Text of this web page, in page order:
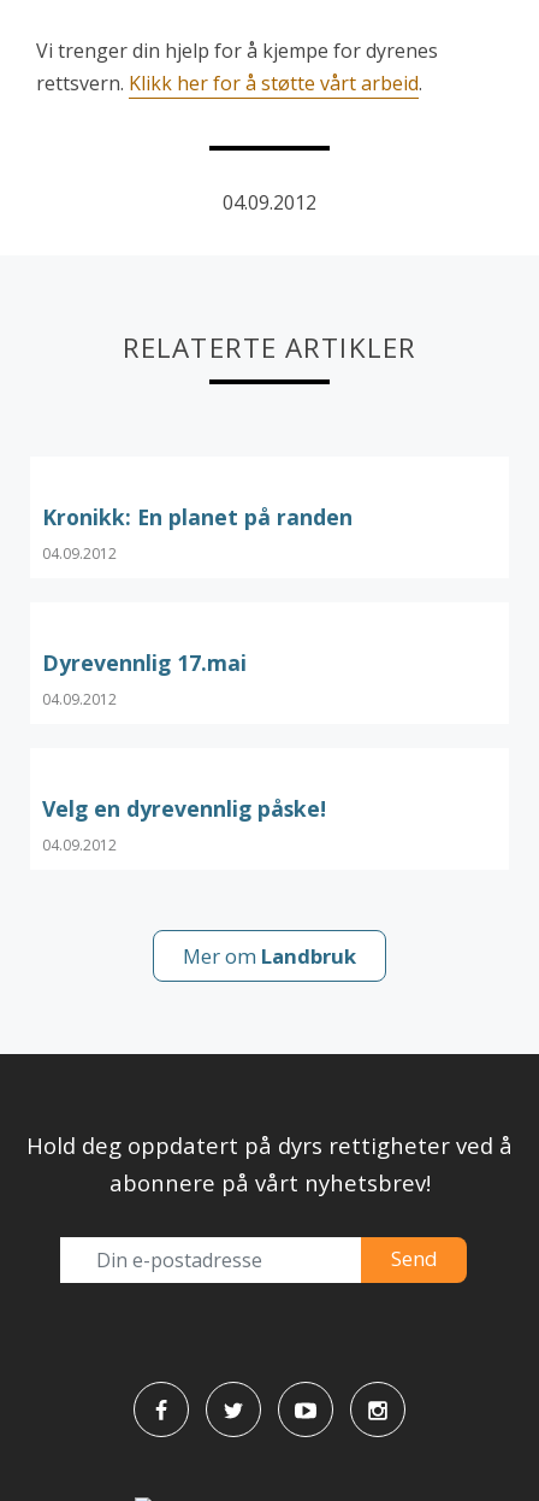
Vi trenger din hjelp for å kjempe for dyrenes
rettsvern. Klikk her for å støtte vårt arbeid.
04.09.2012
RELATERTE ARTIKLER
Kronikk: En planet på randen
04.09.2012
Dyrevennlig 17.mai
04.09.2012
Velg en dyrevennlig påske!
04.09.2012
Mer om Landbruk
Hold deg oppdatert på dyrs rettigheter ved å
abonnere på vårt nyhetsbrev!